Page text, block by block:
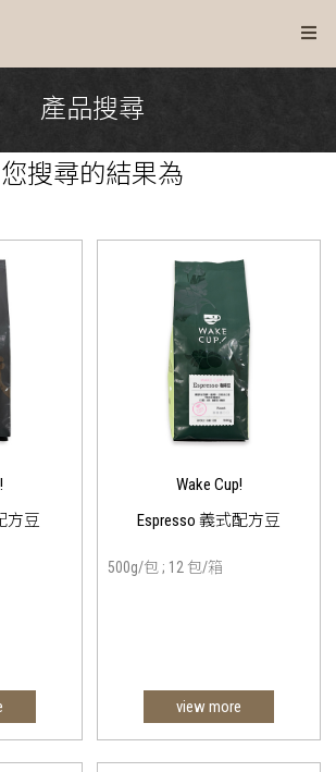
產品搜尋
您搜尋的結果為
方豆
Wake Cup!
Espresso 義式配方豆
500g/包 ; 12 包/箱
view more